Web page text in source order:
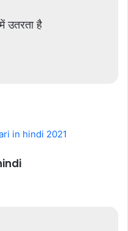
उतरता है
in hindi 2021